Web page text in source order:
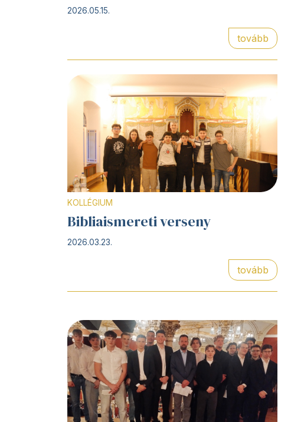
2026.05.15.
tovább
KOLLÉGIUM
Bibliaismereti verseny
2026.03.23.
tovább